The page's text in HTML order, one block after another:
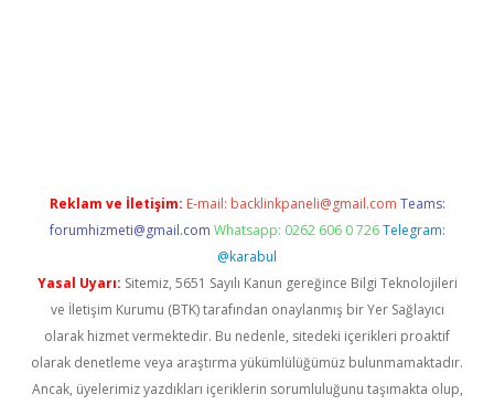
Reklam ve İletişim: E-mail: backlinkpaneli@gmail.com Teams:
forumhizmeti@gmail.com Whatsapp: 0262 606 0 726 Telegram:
@karabul
Yasal Uyarı: Sitemiz, 5651 Sayılı Kanun gereğince Bilgi Teknolojileri
ve İletişim Kurumu (BTK) tarafından onaylanmış bir Yer Sağlayıcı
olarak hizmet vermektedir. Bu nedenle, sitedeki içerikleri proaktif
olarak denetleme veya araştırma yükümlülüğümüz bulunmamaktadır.
Ancak, üyelerimiz yazdıkları içeriklerin sorumluluğunu taşımakta olup,